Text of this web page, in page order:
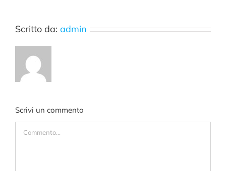
Scritto da: admin
Scrivi un commento